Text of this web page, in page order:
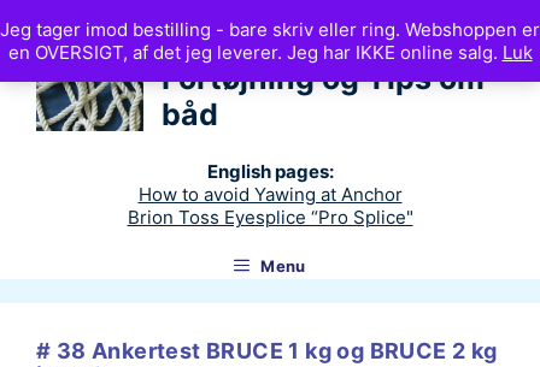
Jeg tager imod bestilling - bare skriv eller ring. Webshoppen er
en OVERSIGT, af det jeg leverer. Jeg har IKKE online salg. Luk
til
indhold
Ankerteknik
Fortøjning og Tips om
båd
English pages:
How to avoid Yawing at Anchor
Brion Toss Eyesplice “Pro Splice"
Menu
# 38 Ankertest BRUCE 1 kg og BRUCE 2 kg